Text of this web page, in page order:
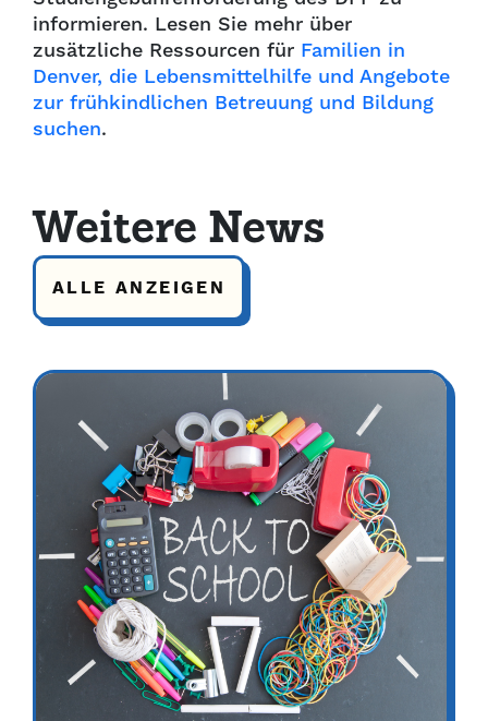
informieren. Lesen Sie mehr über
zusätzliche Ressourcen für Familien in
Denver, die Lebensmittelhilfe und Angebote
zur frühkindlichen Betreuung und Bildung
suchen.
Weitere News
ALLE ANZEIGEN